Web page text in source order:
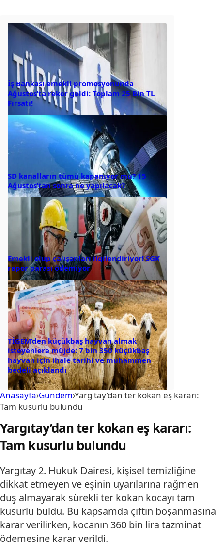
İş Bankası emekli promosyonunda
Ağustos’ta rekor geldi: Toplam 25 Bin TL
Fırsatı!
SD kanalların tümü kapanıyor mu? 15
Ağustos’tan sonra ne yapılacak?
Emekli olup çalışanları ilgilendiriyor! SGK
rapor parası ödemiyor
TİGEM’den küçükbaş hayvan almak
isteyenlere müjde: 7 bin 350 küçükbaş
hayvan için ihale tarihi ve muhammen
bedeli açıklandı
Anasayfa›Gündem›Yargıtay’dan ter kokan eş kararı:
Tam kusurlu bulundu
Yargıtay’dan ter kokan eş kararı:
Tam kusurlu bulundu
Yargıtay 2. Hukuk Dairesi, kişisel temizliğine
dikkat etmeyen ve eşinin uyarılarına rağmen
duş almayarak sürekli ter kokan kocayı tam
kusurlu buldu. Bu kapsamda çiftin boşanmasına
karar verilirken, kocanın 360 bin lira tazminat
ödemesine karar verildi.